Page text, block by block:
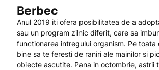
Berbec
Anul 2019 iti ofera posibilitatea de a
sau un program zilnic diferit, care sa
functionarea intregului organism. Pe toata
bine sa te feresti de raniri ale mainilor si
obiecte ascutite. Pana in octombrie, astrii